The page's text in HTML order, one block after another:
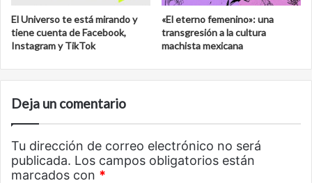
El Universo te está mirando y
tiene cuenta de Facebook,
Instagram y TikTok
«El eterno femenino»: una
transgresión a la cultura
machista mexicana
Deja un comentario
Tu dirección de correo electrónico no será
publicada. Los campos obligatorios están
marcados con *